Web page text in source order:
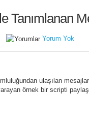
Tanımlanan
Yorum Yok
ulaşılan
örnek bir scripti